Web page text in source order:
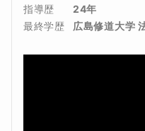
指導歴
24年
最終学歴
広島修道大学